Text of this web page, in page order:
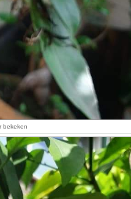
bekeken